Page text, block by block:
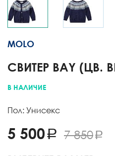
MOLO
СВИТЕР BAY (ЦВ.
В НАЛИЧИЕ
Пол: Унисекс
5 500 7 850